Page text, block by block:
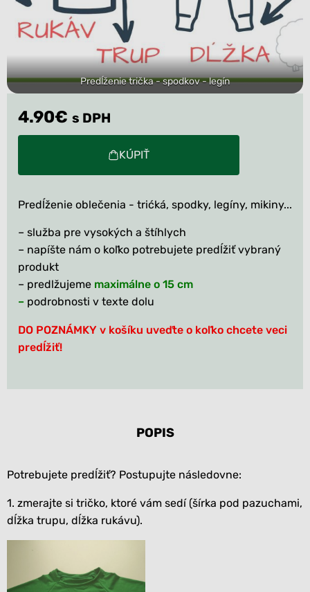
Predĺženie trička - spodkov - legín
4.90€ s DPH
KÚPIŤ
Predĺženie oblečenia - trićká, spodky, legíny, mikiny...
– služba pre vysokých a štíhlych
– napíšte nám o koľko potrebujete predĺžiť vybraný
produkt
– predlžujeme maximálne o 15 cm
– podrobnosti v texte dolu
DO POZNÁMKY v košíku uveďte o koľko chcete veci
predĺžiť!
POPIS
Potrebujete predĺžiť? Postupujte následovne:
1. zmerajte si tričko, ktoré vám sedí (šírka pod pazuchami,
dĺžka trupu, dĺžka rukávu).